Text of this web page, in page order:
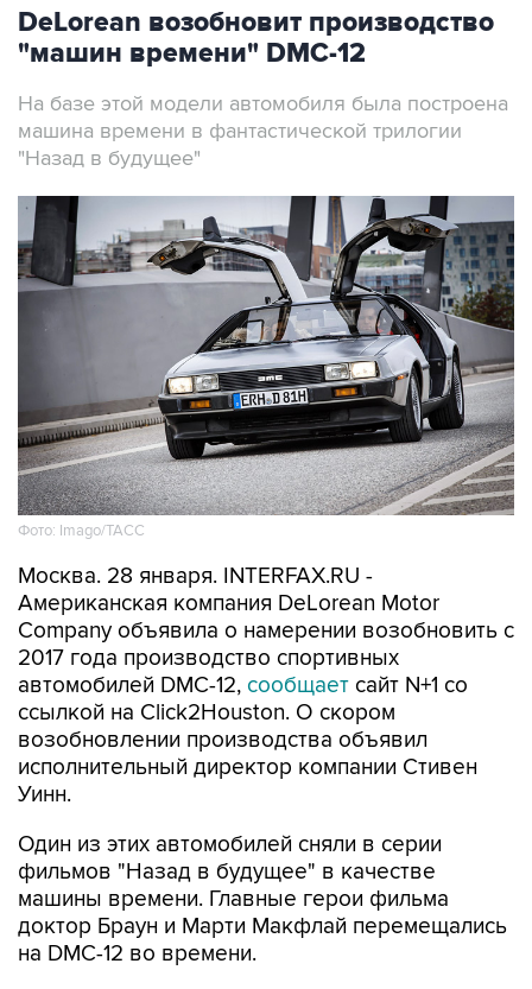
DeLorean возобновит производство
"машин времени" DMC-12
На базе этой модели автомобиля была построена
машина времени в фантастической трилогии
"Назад в будущее"
Фото: Imago/ТАСС
Москва. 28 января. INTERFAX.RU -
Американская компания DeLorean Motor
Company объявила о намерении возобновить с
2017 года производство спортивных
автомобилей DMC-12, сообщает сайт N+1 со
ссылкой на Click2Houston. О скором
возобновлении производства объявил
исполнительный директор компании Стивен
Уинн.
Один из этих автомобилей сняли в серии
фильмов "Назад в будущее" в качестве
машины времени. Главные герои фильма
доктор Браун и Марти Макфлай перемещались
на DMC-12 во времени.